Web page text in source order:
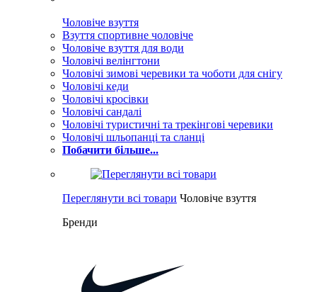
Чоловіче взуття
Взуття спортивне чоловіче
Чоловіче взуття для води
Чоловічі велінгтони
Чоловічі зимові черевики та чоботи для снігу
Чоловічі кеди
Чоловічі кросівки
Чоловічі сандалі
Чоловічі туристичні та трекінгові черевики
Чоловічі шльопанці та сланці
Побачити більше...
Переглянути всі товари Чоловіче взуття
Бренди